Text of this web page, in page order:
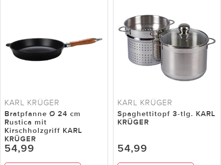
KARL KRÜGER
Bratpfanne Ø 24 cm
Rustica mit
Kirschholzgriff KARL
KRÜGER
54,99
KARL KRÜGER
Spaghettitopf 3-tlg. KARL
KRÜGER
54,99